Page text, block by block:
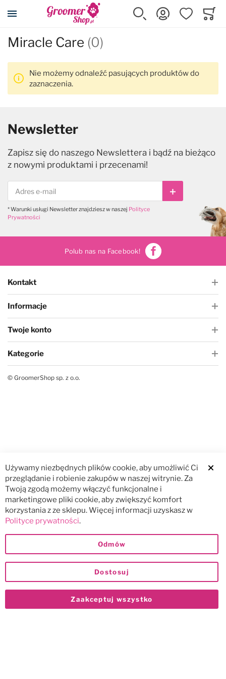
Przejdź na stronę główną
Szukaj Zaloguj sięUlubione
Miracle Care (0)
Nie możemy odnaleźć pasujących produktów do
zaznaczenia.
Newsletter
Zapisz się do naszego Newslettera i bądź na bieżąco
z nowymi produktami i przecenami!
Subskrybuj
* Warunki usługi Newsletter znajdziesz w naszej Polityce
Prywatności
Polub nas na Facebook!
Kontakt
Informacje
Twoje konto
Kategorie
© GroomerShop sp. z o.o.
Używamy niezbędnych plików cookie, aby umożliwić Ci
przeglądanie i robienie zakupów w naszej witrynie. Za
Twoją zgodą możemy włączyć funkcjonalne i
marketingowe pliki cookie, aby zwiększyć komfort
korzystania z ze sklepu. Więcej informacji uzyskasz w
Polityce prywatności.
Zaakceptuj wszystko
Dostosuj
Odmów